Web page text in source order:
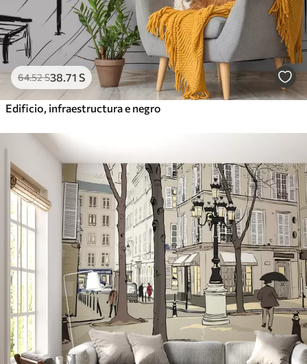
64.52S38 .71 S
Edificio, infraestructura e negro